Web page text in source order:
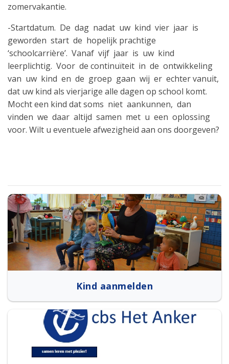
zomervakantie.
-Startdatum. De dag nadat uw kind vier jaar is
geworden start de hopelijk prachtige
‘schoolcarrière’. Vanaf vijf jaar is uw kind
leerplichtig. Voor de continuïteit in de ontwikkeling
van uw kind en de groep gaan wij er echter vanuit,
dat uw kind als vierjarige alle dagen op school komt.
Mocht een kind dat soms niet aankunnen, dan
vinden we daar altijd samen met u een oplossing
voor. Wilt u eventuele afwezigheid aan ons doorgeven?
Kind aanmelden